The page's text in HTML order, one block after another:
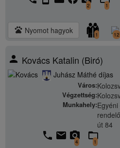
2 1
pets Nyomot hagyok 1 12
person Kovács Katalin (Biró)
Juhász Máthé díjas
Város:
Végzettség:
Munkahely:
út 84
phone email camera_alt
4
folder_open
1